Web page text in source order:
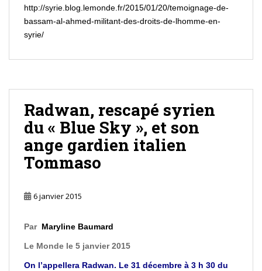
http://syrie.blog.lemonde.fr/2015/01/20/temoignage-de-
bassam-al-ahmed-militant-des-droits-de-lhomme-en-
syrie/
Radwan, rescapé syrien
du « Blue Sky », et son
ange gardien italien
Tommaso
6 janvier 2015
Par Maryline Baumard
Le Monde le 5 janvier 2015
On l’appellera Radwan. Le 31 décembre à 3 h 30 du